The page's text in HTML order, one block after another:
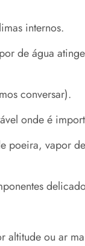
internos.
de água
conversar).
onde é
poeira, vapor
ou ar